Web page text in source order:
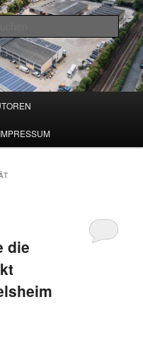
Digitalisierung
IMPRESSUM
die